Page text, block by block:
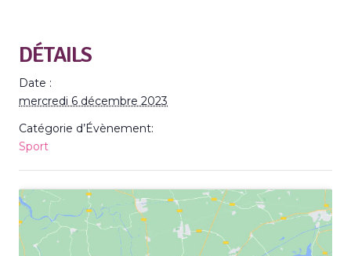
DÉTAILS
Date :
mercredi 6 décembre 2023
Catégorie d’Évènement:
Sport